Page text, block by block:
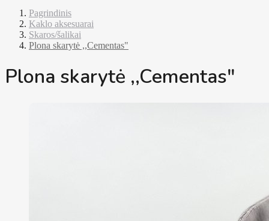
Pagrindinis
Kaklo aksesuarai
Skaros/šalikai
Plona skarytė ,,Cementas"
Plona skarytė ,,Cementas"